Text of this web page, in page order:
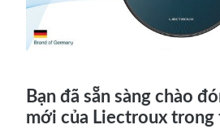
Bạn đã sẵn sàng chào
mới của Liectroux trong